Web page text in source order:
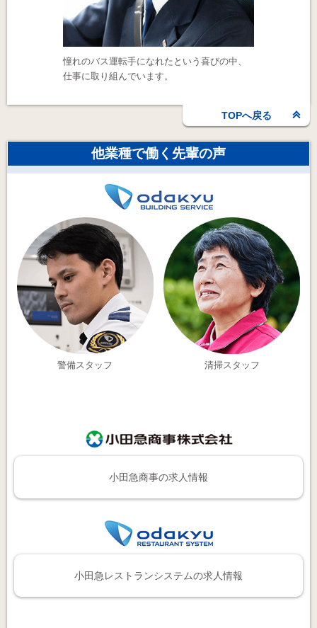
憧れのバス運転手になれたという喜びの中、
仕事に取り組んでいます。
TOPへ戻る
他業種で働く先輩の声
警備スタッフ 清掃スタッフ
小田急商事の求人情報
小田急レストランシステムの求人情報